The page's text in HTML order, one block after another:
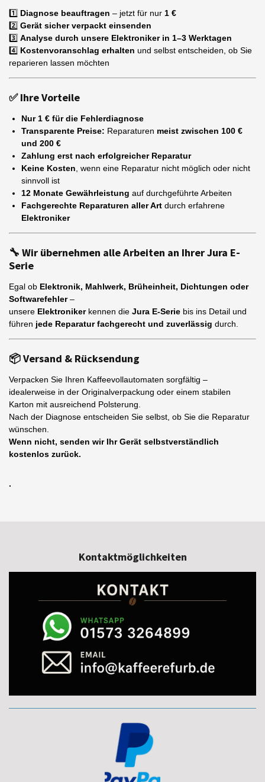
1️⃣ Diagnose beauftragen – jetzt für nur 1 €
2️⃣ Gerät sicher verpackt einsenden
3️⃣ Analyse durch unsere Elektroniker in 1–3 Werktagen
4️⃣ Kostenvoranschlag erhalten und selbst entscheiden, ob Sie
reparieren lassen möchten
✅Ihre Vorteile
Nur 1 € für die Fehlerdiagnose
Transparente Preise: Reparaturen meist zwischen 100 €
und 200 €
Zahlung erst nach erfolgreicher Reparatur
Keine Kosten , wenn eine Reparatur nicht möglich oder nicht
sinnvoll ist
12 Monate Gewährleistung auf durchgeführte Arbeiten
Fachgerechte Reparaturen aller Art durch erfahrene
Elektroniker
🔧 Wir übernehmen alle Arbeiten an Ihrer Jura E-
Serie
Egal ob Elektronik, Mahlwerk, Brüheinheit, Dichtungen oder
Softwarefehler–
unsere Elektronikerkennen die Jura E-Serie bis ins Detail und
führen jede Reparatur fachgerecht und zuverlässig durch.
📦Versand & Rücksendung
Verpacken Sie Ihren Kaffeevollautomaten sorgfältig –
idealerweise in der Originalverpackung oder einem stabilen
Karton mit ausreichend Polsterung.
Nach der Diagnose entscheiden Sie selbst, ob Sie die Reparatur
wünschen.
Wenn nicht, senden wir Ihr Gerät selbstverständlich
kostenlos zurück.
.
Kontaktmöglichkeiten